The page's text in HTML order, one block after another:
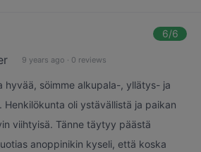
6/6
9 years ago · 0 reviews
hyvää, söimme alkupala-, yllätys- ja
Henkilökunta oli ystävällistä ja paikan
viihtyisä. Tänne täytyy päästä
anoppinikin kyseli, että koska